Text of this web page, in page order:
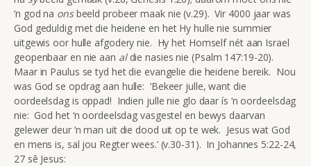
‘n god na onsbeeld probeer maak nie (v.29). Vir 4000 jaar was
God geduldig met die heidene en het Hy hulle nie summier
uitgewis oor hulle afgodery nie. Hy het Homself nét aan Israel
geopenbaar en nie aan aldie nasies nie (Psalm 147:19-20).
Maar in Paulus se tyd het die evangelie die heidene bereik. Nou
was God se opdrag aan hulle: ‘Bekeer julle, want die
oordeelsdag is oppad! Indien julle nie glo daar ís ‘n oordeelsdag
nie: God het ‘n oordeelsdag vasgestel en bewys daarvan
gelewer deur ‘n man uit die dood uit op te wek. Jesus wat God
en mens is, sal jou Regter wees.’ (v.30-31). In Johannes 5:22-24,
27 sê Jesus: